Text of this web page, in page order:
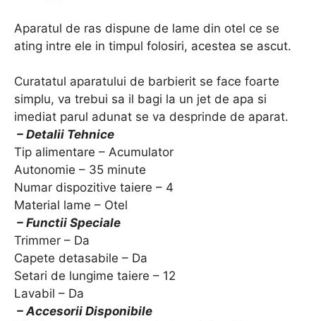
Aparatul de ras dispune de lame din otel ce se
ating intre ele in timpul folosiri, acestea se ascut.
Curatatul aparatului de barbierit se face foarte
simplu, va trebui sa il bagi la un jet de apa si
imediat parul adunat se va desprinde de aparat.
– Detalii Tehnice
Tip alimentare – Acumulator
Autonomie – 35 minute
Numar dispozitive taiere – 4
Material lame – Otel
– Functii Speciale
Trimmer – Da
Capete detasabile – Da
Setari de lungime taiere – 12
Lavabil – Da
– Accesorii Disponibile